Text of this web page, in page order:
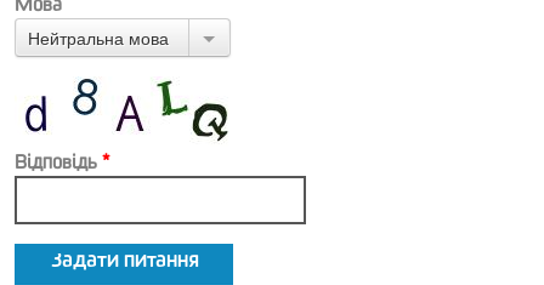
Мова
Нейтральна мова
Відповідь *